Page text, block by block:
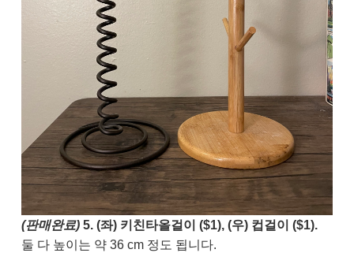
(판매완료)5. (좌) 키친타올걸이 ($1), (우) 컵걸이 ($1).
둘 다 높이는 약 36 cm 정도 됩니다.